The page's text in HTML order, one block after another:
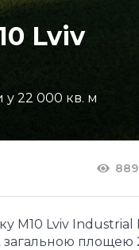
Lviv
у 22 000 кв. м
889
M10 Lviv Industrial
загальною площею